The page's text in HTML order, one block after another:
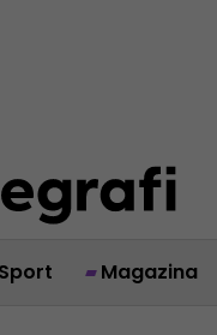
Sport Magazina